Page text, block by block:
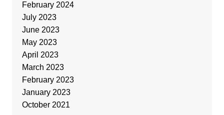
February 2024
July 2023
June 2023
May 2023
April 2023
March 2023
February 2023
January 2023
October 2021